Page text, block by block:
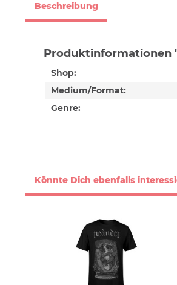
Beschreibung
Produktinformationen
Shop:
Medium/Format:
Genre:
Könnte Dich ebenfalls